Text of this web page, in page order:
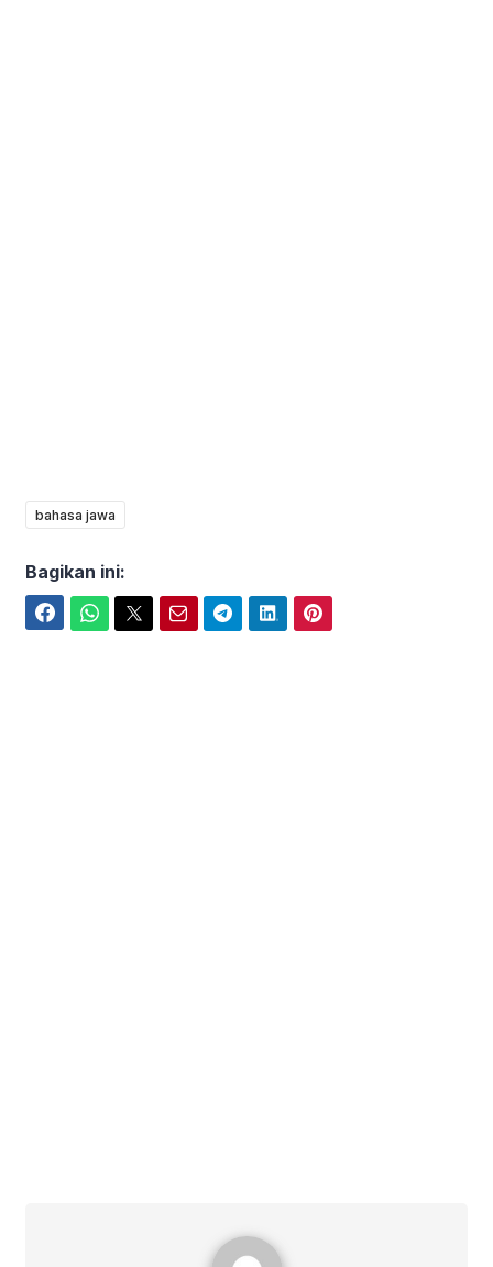
bahasa jawa
Bagikan ini: